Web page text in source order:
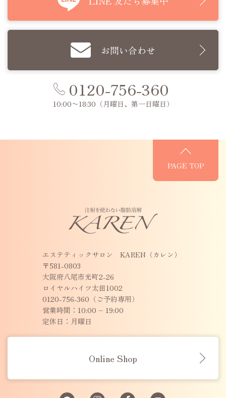
お問い合わせ
0120-756-360
10:00〜18:30 （月曜日、第一日曜日）
PAGE TOP
エステティックサロン KAREN（カレン）
〒581-0803
大阪府八尾市光町2-26
ロイヤルハイツ太田1002
0120-756-360（ご予約専用）
営業時間：10:00 – 19:00
定休日：月曜日
Online Shop